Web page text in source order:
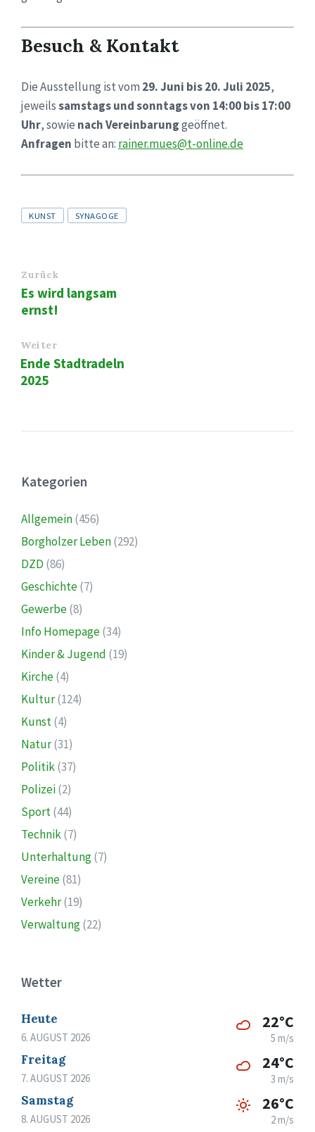
Besuch & Kontakt
Die Ausstellung ist vom 29. Juni bis 20. Juli 2025,
jeweilssamstags und sonntags von 14:00 bis 17:00
Uhr, sowie nach Vereinbarunggeöffnet.
Anfragen bitte an: rainer.mues@t-online.de
Tags
KUNST SYNAGOGE
Zurück
Es wird langsam
ernst!
Weiter
Ende Stadtradeln
2025
Kategorien
Allgemein(456)
Borgholzer Leben(292)
DZD (86)
Geschichte(7)
Gewerbe(8)
Info Homepage(34)
Kinder & Jugend (19)
Kirche(4)
Kultur(124)
Kunst(4)
Natur(31)
Politik(37)
Polizei(2)
Sport(44)
Technik(7)
Unterhaltung(7)
Vereine(81)
Verkehr(19)
Verwaltung(22)
Wetter
Heute
6. AUGUST 2026
22°C
5 m/s
Freitag
7. AUGUST 2026
24°C
3 m/s
Samstag
8. AUGUST 2026
26°C
2 m/s